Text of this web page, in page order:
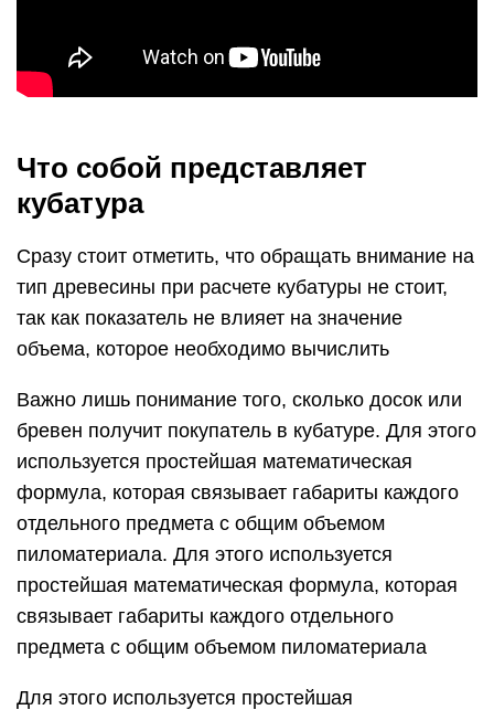
Что собой представляет
кубатура
Сразу стоит отметить, что обращать внимание на
тип древесины при расчете кубатуры не стоит,
так как показатель не влияет на значение
объема, которое необходимо вычислить
Важно лишь понимание того, сколько досок или
бревен получит покупатель в кубатуре. Для этого
используется простейшая математическая
формула, которая связывает габариты каждого
отдельного предмета с общим объемом
пиломатериала. Для этого используется
простейшая математическая формула, которая
связывает габариты каждого отдельного
предмета с общим объемом пиломатериала
Для этого используется простейшая